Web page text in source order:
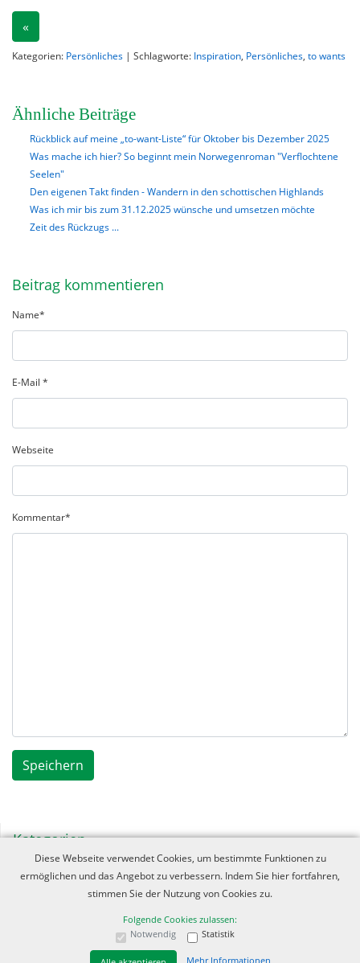
«
Kategorien: Persönliches | Schlagworte: Inspiration, Persönliches, to wants
Ähnliche Beiträge
Rückblick auf meine „to-want-Liste“ für Oktober bis Dezember 2025
Was mache ich hier? So beginnt mein Norwegenroman "Verflochtene
Seelen"
Den eigenen Takt finden - Wandern in den schottischen Highlands
Was ich mir bis zum 31.12.2025 wünsche und umsetzen möchte
Zeit des Rückzugs ...
Beitrag kommentieren
Vorname
Name
E-Mail
Marke
Webseite
Kommentar
Kategorien
Hintergründe zu "Verflochtene Seelen" (1)
Westnorwegen - Historie (2)
Diese Webseite verwendet Cookies, um bestimmte Funktionen zu
ermöglichen und das Angebot zu verbessern. Indem Sie hier fortfahren,
stimmen Sie der Nutzung von Cookies zu.
Folgende Cookies zulassen:
Notwendig
Statistik